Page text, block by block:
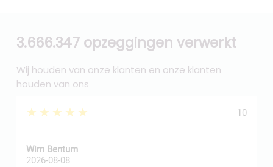
3.666.347 opzeggingen verwerkt
Wij houden van onze klanten en onze klanten
houden van ons
★★★★★ 10
Wim Bentum
2026-08-08